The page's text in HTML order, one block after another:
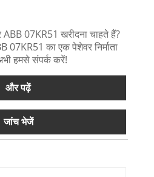
07KR51 खरीदना चाहते हैं?
07KR51 का एक पेशेवर निर्माता
हमसे संपर्क करें!
और पढ़ें
जांच भेजें